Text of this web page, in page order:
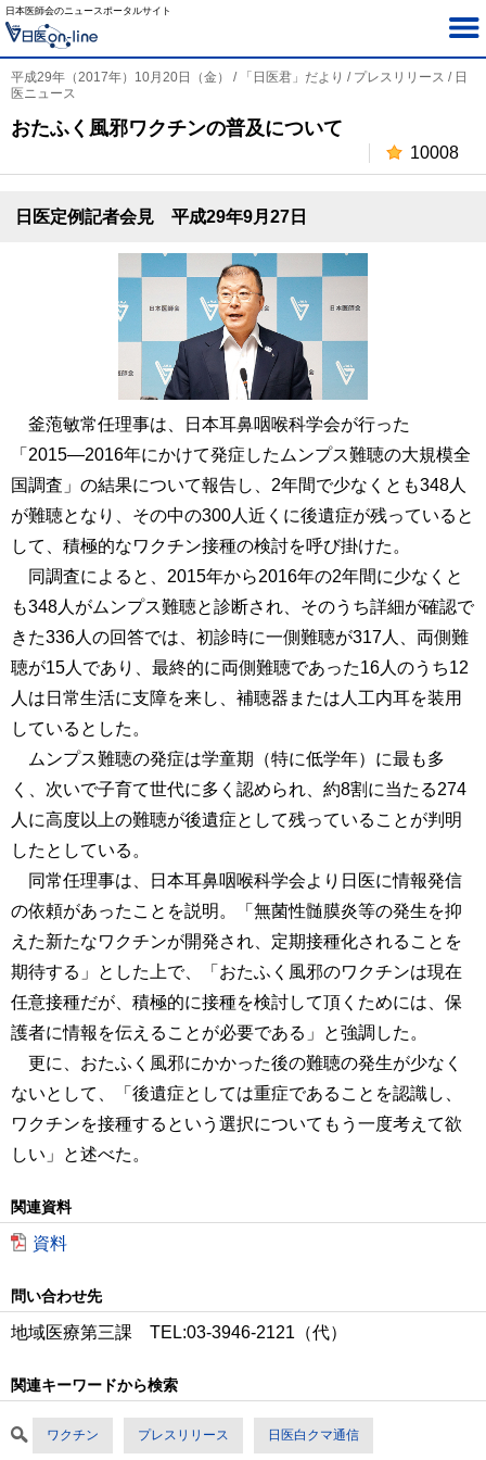
日本医師会のニュースポータルサイト
平成29年（2017年）10月20日（金） / 「日医君」だより / プレスリリース / 日
医ニュース
おたふく風邪ワクチンの普及について
10008
日医定例記者会見 平成29年9月27日
釜萢敏常任理事は、日本耳鼻咽喉科学会が行った
「2015―2016年にかけて発症したムンプス難聴の大規模全
国調査」の結果について報告し、2年間で少なくとも348人
が難聴となり、その中の300人近くに後遺症が残っていると
して、積極的なワクチン接種の検討を呼び掛けた。
同調査によると、2015年から2016年の2年間に少なくと
も348人がムンプス難聴と診断され、そのうち詳細が確認で
きた336人の回答では、初診時に一側難聴が317人、両側難
聴が15人であり、最終的に両側難聴であった16人のうち12
人は日常生活に支障を来し、補聴器または人工内耳を装用
しているとした。
ムンプス難聴の発症は学童期（特に低学年）に最も多
く、次いで子育て世代に多く認められ、約8割に当たる274
人に高度以上の難聴が後遺症として残っていることが判明
したとしている。
同常任理事は、日本耳鼻咽喉科学会より日医に情報発信
の依頼があったことを説明。「無菌性髄膜炎等の発生を抑
えた新たなワクチンが開発され、定期接種化されることを
期待する」とした上で、「おたふく風邪のワクチンは現在
任意接種だが、積極的に接種を検討して頂くためには、保
護者に情報を伝えることが必要である」と強調した。
更に、おたふく風邪にかかった後の難聴の発生が少なく
ないとして、「後遺症としては重症であることを認識し、
ワクチンを接種するという選択についてもう一度考えて欲
しい」と述べた。
関連資料
資料
問い合わせ先
地域医療第三課 TEL:03-3946-2121（代）
関連キーワードから検索
ワクチン プレスリリース 日医白クマ通信